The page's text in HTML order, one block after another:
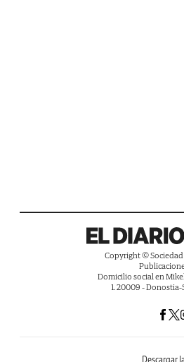
Copyright © Sociedad
Domicilio social en
1. 20009 - Donostia-
Descargar